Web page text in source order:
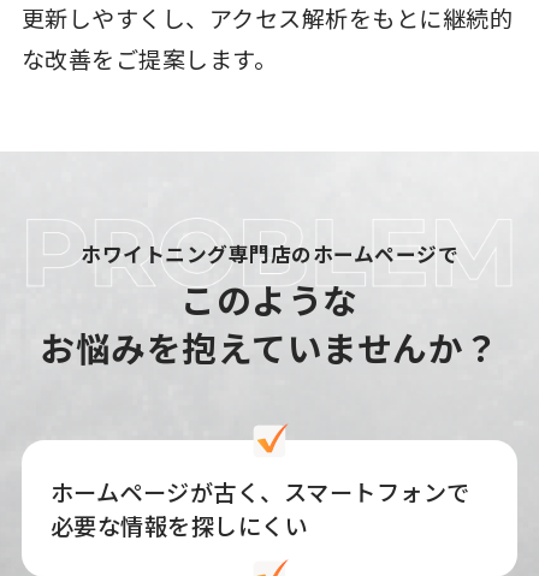
更新しやすくし、アクセス解析をもとに継続的
な改善をご提案します。
ホワイトニング専門店のホームページで
このような
お悩みを抱えていませんか？
ホームページが古く、スマートフォンで
必要な情報を探しにくい